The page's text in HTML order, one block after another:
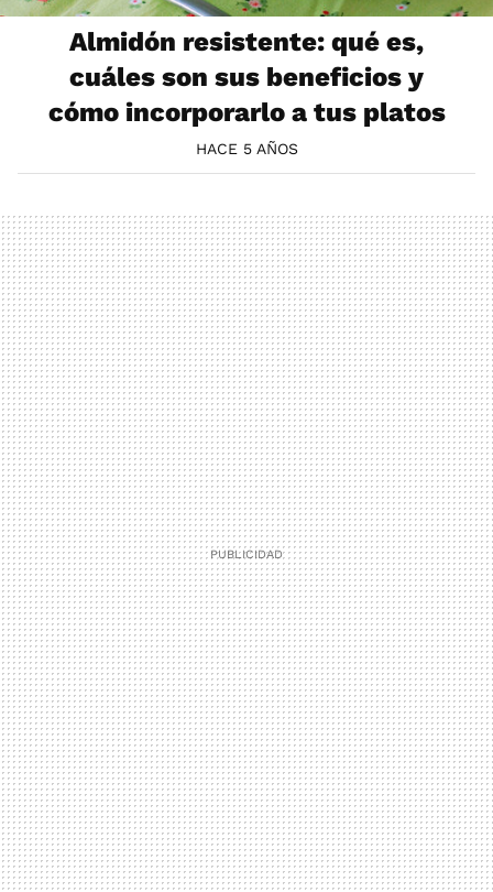
Almidón resistente: qué es,
cuáles son sus beneficios y
cómo incorporarlo a tus platos
HACE 5 AÑOS